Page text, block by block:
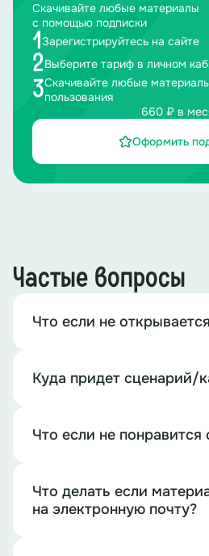
Скачивайте любые материалы
с помощью подписки
1 Зарегистрируйтесь на сайте
2Выберите тариф в личном
3Скачивайте любые
пользования
660 ₽ в
Оформить
Частые вопросы
Что если не
Куда придет сценарий/
Что если не понравится
Что делать если
на электронную почту?